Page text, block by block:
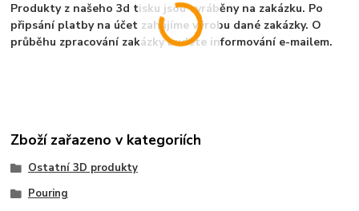
Produkty z našeho 3d tisku jsou vyráběny na zakázku. Po
připsání platby na účet zahájíme výrobu dané zakázky. O
průběhu zpracování zakázky budete informování e-mailem.
Zboží zařazeno v kategoriích
Ostatní 3D produkty
Pouring